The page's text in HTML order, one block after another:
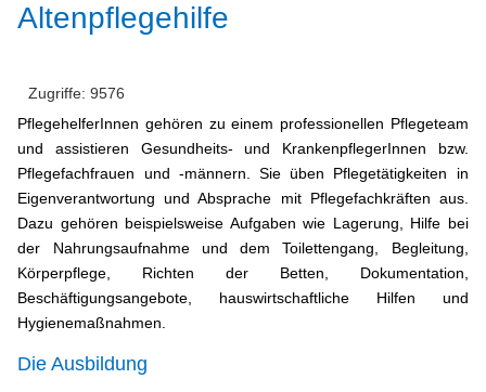
Altenpflegehilfe
Zugriffe: 9576
PflegehelferInnen gehören zu einem professionellen Pflegeteam
und assistieren Gesundheits- und KrankenpflegerInnen bzw.
Pflegefachfrauen und -männern. Sie üben Pflegetätigkeiten in
Eigenverantwortung und Absprache mit Pflegefachkräften aus.
Dazu gehören beispielsweise Aufgaben wie Lagerung, Hilfe bei
der Nahrungsaufnahme und dem Toilettengang, Begleitung,
Körperpflege, Richten der Betten, Dokumentation,
Beschäftigungsangebote, hauswirtschaftliche Hilfen und
Hygienemaßnahmen.
Die Ausbildung